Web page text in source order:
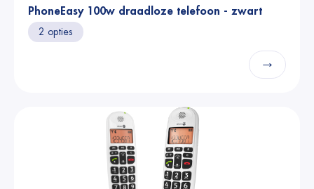
PhoneEasy 100w draadloze telefoon - zwart
2 opties
→